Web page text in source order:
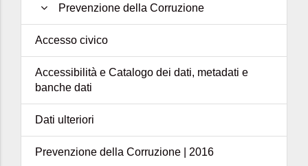
Prevenzione della Corruzione
Accesso civico
Accessibilità e Catalogo dei dati, metadati e
banche dati
Dati ulteriori
Prevenzione della Corruzione | 2016